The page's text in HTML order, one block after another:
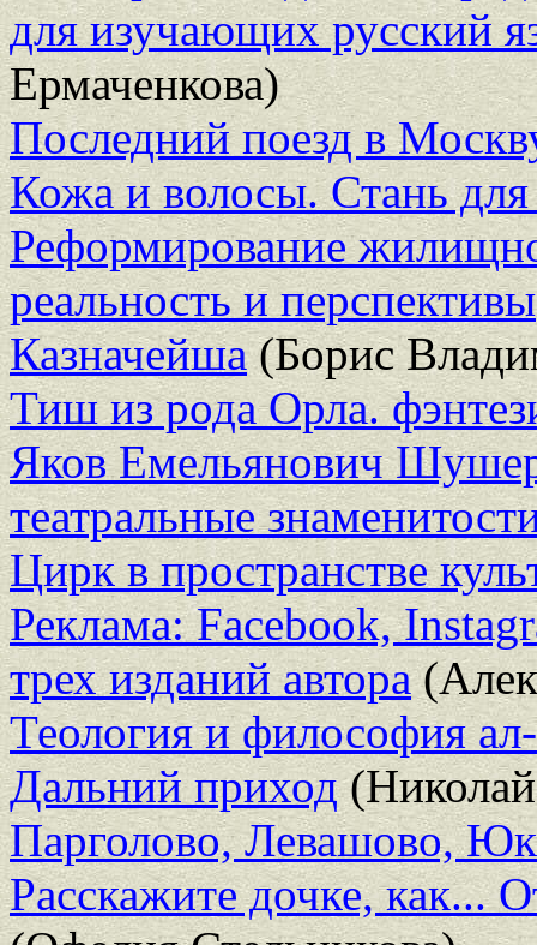
для изучающих русский
Ермаченкова)
Последний поезд в
Кожа и волосы. Стань
Реформирование
реальность и перспективы
Казначейша(Борис
Тиш из рода Орла.
Яков Емельянович
театральные
Цирк в пространстве
Реклама: Facebook,
трех изданий автора
Теология и философия
Дальний приход
Парголово, Левашово,
Расскажите дочке, как...